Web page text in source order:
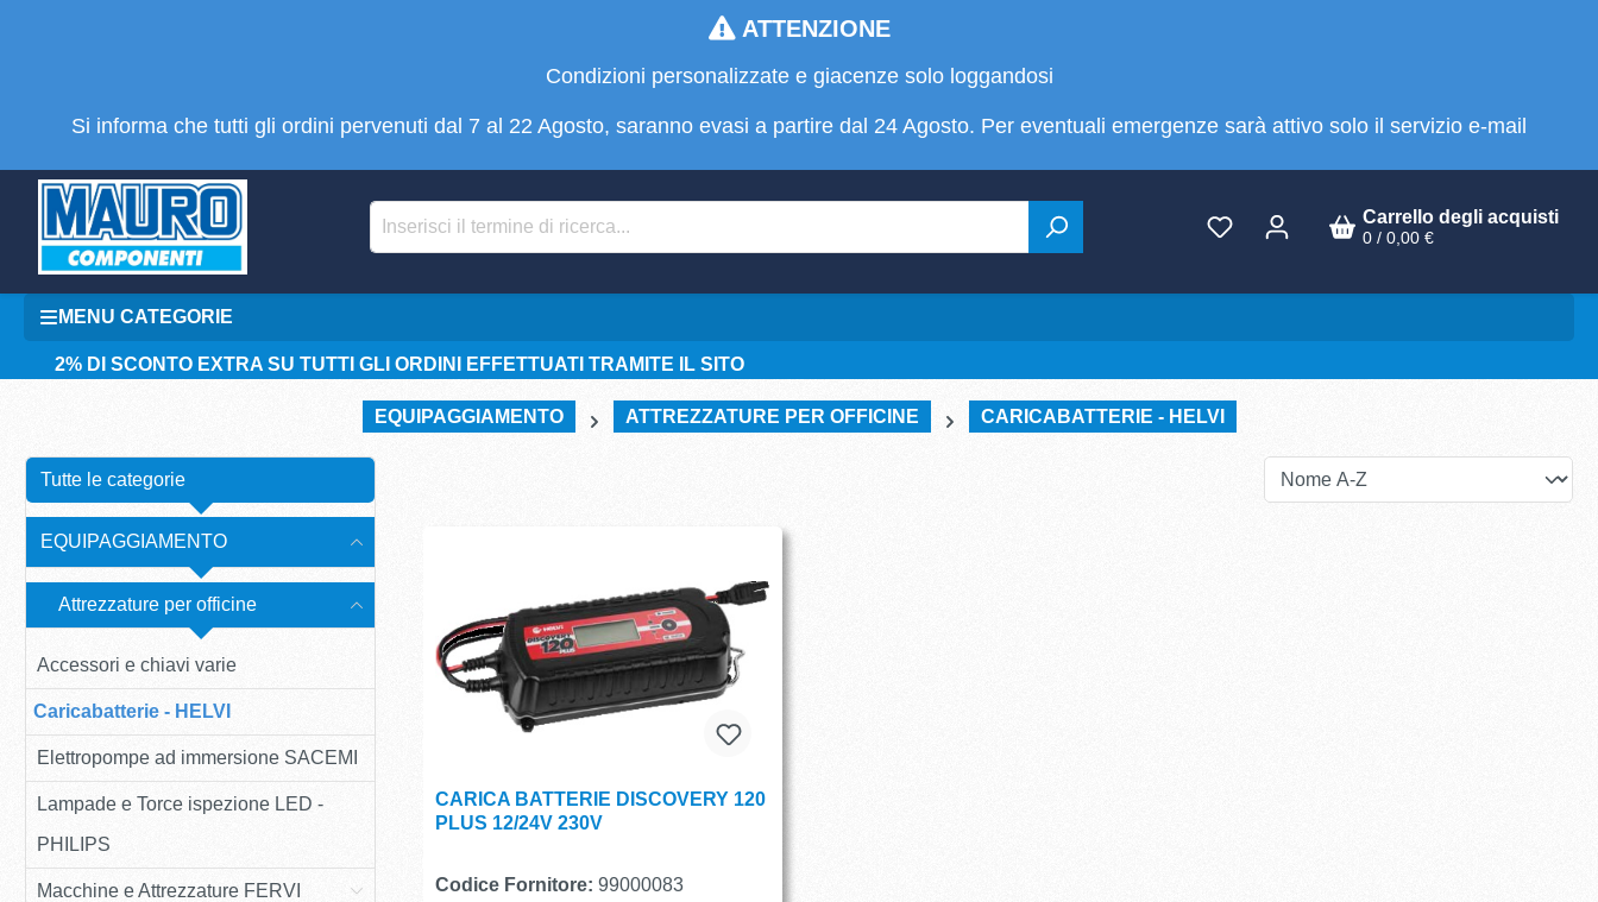
ATTENZIONE
Condizioni personalizzate e giacenze solo loggandosi
Si informa che tutti gli ordini pervenuti dal 7 al 22 Agosto, saranno evasi a partire dal 24 Agosto. Per eventuali emergenze sarà attivo solo il servizio e-mail
Carrello degli acquisti
0 / 0,00 €
MENU CATEGORIE
2% DI SCONTO EXTRA SU TUTTI GLI ORDINI EFFETTUATI TRAMITE IL SITO
EQUIPAGGIAMENTO ATTREZZATURE PER OFFICINE CARICABATTERIE - HELVI
Tutte le categorie
EQUIPAGGIAMENTO
Attrezzature per officine
Accessori e chiavi varie
Caricabatterie - HELVI
Elettropompe ad immersione SACEMI
Lampade e Torce ispezione LED -
PHILIPS
Macchine e Attrezzature FERVI
CARICA BATTERIE DISCOVERY 120
PLUS 12/24V 230V
Codice Fornitore: 99000083